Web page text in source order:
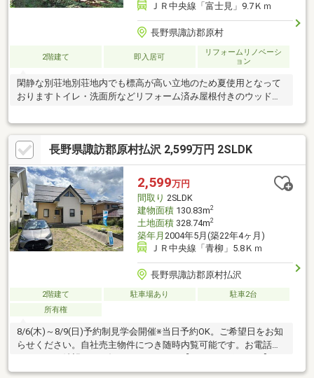
ＪＲ中央線「富士見」9.7Ｋｍ
長野県諏訪郡原村
2階建て 即入居可
リフォームリノベーシ
ョン
閑静な別荘地別荘地内でも標高が高い立地のため夏使用となって
おりますトイレ・洗面所などリフォーム済み屋根付きのウッドデ
長野県諏訪郡原村払沢 2,599万円 2SLDK
2,599万円
間取り 2SLDK
建物面積130.83m2
土地面積328.74m2
築年月 2004年5月(築22年4ヶ月)
ＪＲ中央線「青柳」5.8Ｋｍ
長野県諏訪郡原村払沢
2階建て 駐車場あり
駐車2台
所有権
8/6(木)～8/9(日)予約制見学会開催※当日予約OK。ご希望日をお知
らせください。自社売主物件につき随時内覧可能です。お電話か
メールでご希望日をお知らせください。【おすすめポイント】・
本物件は条件により住宅ローン減税が適用されます。・雨漏り、